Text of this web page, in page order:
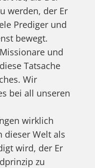
werden, der Er
Prediger und
bewegt.
und
Tatsache
Wir
bei all unseren
wirklich
dieser Welt als
wird, der Er
zu